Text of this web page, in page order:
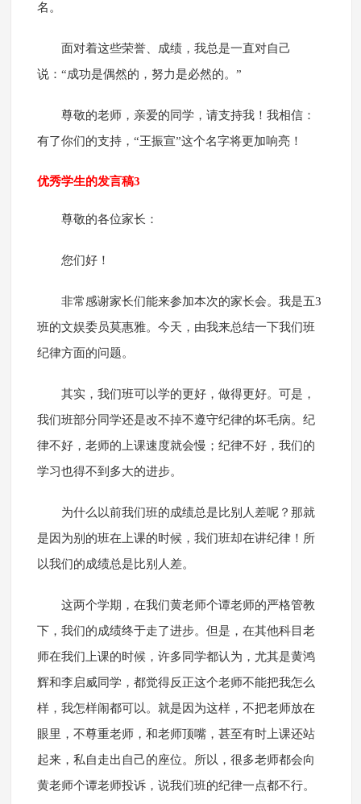
名。
面对着这些荣誉、成绩，我总是一直对自己
说：“成功是偶然的，努力是必然的。”
尊敬的老师，亲爱的同学，请支持我！我相信：
有了你们的支持，“王振宣”这个名字将更加响亮！
优秀学生的发言稿3
尊敬的各位家长：
您们好！
非常感谢家长们能来参加本次的家长会。我是五3
班的文娱委员莫惠雅。今天，由我来总结一下我们班
纪律方面的问题。
其实，我们班可以学的更好，做得更好。可是，
我们班部分同学还是改不掉不遵守纪律的坏毛病。纪
律不好，老师的上课速度就会慢；纪律不好，我们的
学习也得不到多大的进步。
为什么以前我们班的成绩总是比别人差呢？那就
是因为别的班在上课的时候，我们班却在讲纪律！所
以我们的成绩总是比别人差。
这两个学期，在我们黄老师个谭老师的严格管教
下，我们的成绩终于走了进步。但是，在其他科目老
师在我们上课的时候，许多同学都认为，尤其是黄鸿
辉和李启威同学，都觉得反正这个老师不能把我怎么
样，我怎样闹都可以。就是因为这样，不把老师放在
眼里，不尊重老师，和老师顶嘴，甚至有时上课还站
起来，私自走出自己的座位。所以，很多老师都会向
黄老师个谭老师投诉，说我们班的纪律一点都不行。